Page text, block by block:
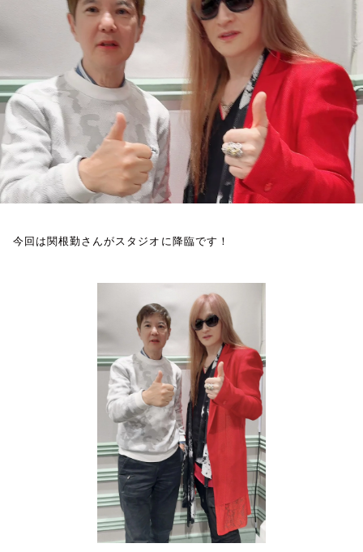
イベント・グッズ
YouTube
会社情報
今回は関根勤さんがスタジオに降臨です！